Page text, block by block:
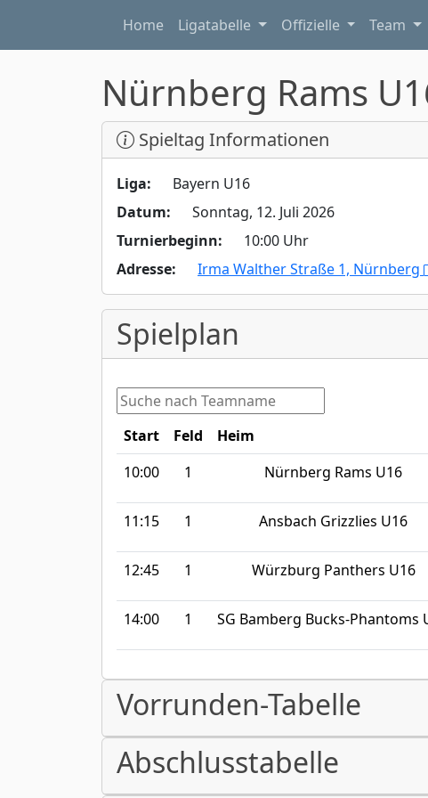
Home Ligatabelle Offizielle Team
Nürnberg Rams
Spieltag Informationen
Liga:
Bayern U16
Datum:
Sonntag, 12. Juli 2026
Turnierbeginn:
10:00 Uhr
Adresse:
Irma Walther Straße 1, Nürnberg
Spielplan
Start Feld Heim
10:00
1 Nürnberg Rams U16
11:15 1 Ansbach Grizzlies U16
12:45 1 Würzburg Panthers U16
14:00 1 SG Bamberg Bucks-Phantoms
Vorrunden-Tabelle
Abschlusstabelle